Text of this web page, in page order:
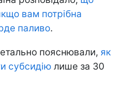
вам потрібна
паливо.
пояснювали, як
субсидію лише за 30